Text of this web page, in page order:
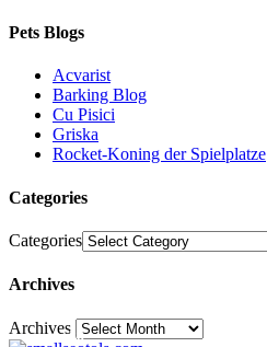
Pets Blogs
Acvarist
Barking Blog
Cu Pisici
Griska
Rocket-Koning der Spielplatze
Categories
Categories
Archives
Archives30